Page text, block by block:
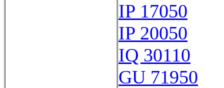
IP 17050
IP 20050
IQ 30110
GU 71950